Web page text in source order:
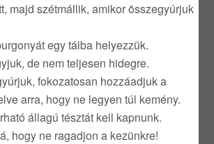
majd szétmállik, amikor összegyúrjuk
egy tálba helyezzük.
de nem teljesen hidegre.
fokozatosan hozzáadjuk a
arra, hogy ne legyen túl kemény.
állagú tésztát kell kapnunk.
hogy ne ragadjon a kezünkre!